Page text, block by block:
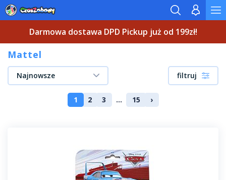
Darmowa dostawa DPD Pickup już od 199zł!
Mattel
Najnowsze filtruj
1 2 3 ... 15 ›